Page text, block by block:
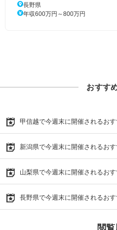
長野県
年収600万円～800万円
おすす
甲信越で今週末に開催されるお
新潟県で今週末に開催されるお
山梨県で今週末に開催されるお
長野県で今週末に開催されるお
閲